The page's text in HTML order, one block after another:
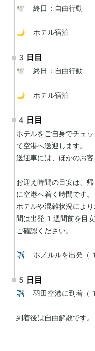
🕊 終日：自由行動
🌙 ホテル宿泊
3日目
🕊 終日：自由行動
🌙 ホテル宿泊
4日目
ホテルをご自身でチェ
て空港へ送迎します。
送迎車には、ほかのお
お迎え時間の目安は、
に空港へ着く時間です。
ホテルや混雑状況によ
間は出発1週間前を目
ご確認ください。
✈️ ホノルルを出
5日目
✈️ 羽田空港に到
到着後は自由解散です。